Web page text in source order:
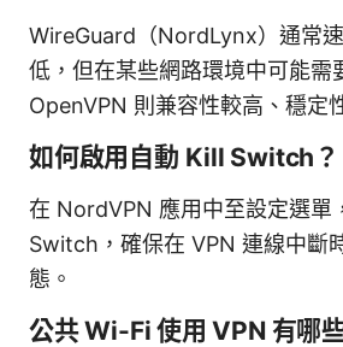
WireGuard（NordLynx）通常
低，但在某些網路環境中可能需
OpenVPN 則兼容性較高、穩定
如何啟用自動 Kill Switch？
在 NordVPN 應用中至設定選單
Switch，確保在 VPN 連線中斷
態。
公共 Wi-Fi 使用 VPN 有哪